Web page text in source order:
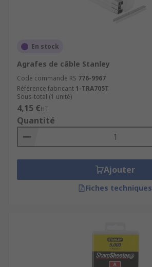
En stock
Agrafes de câble Stanley
Code commande RS 776-9967
Référence fabricant 1-TRA705T
Sous-total (1 unité)
4,15 €HT
Quantité
Ajouter
Fiches techniques